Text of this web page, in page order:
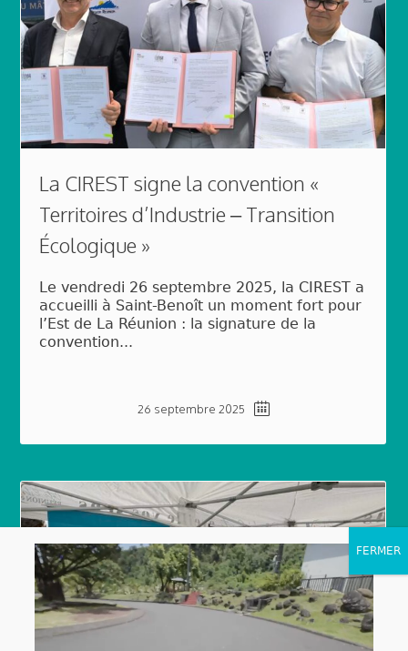
La CIREST signe la convention «
Territoires d’Industrie – Transition
Écologique »
Le vendredi 26 septembre 2025, la CIREST a
accueilli à Saint-Benoît un moment fort pour
l’Est de La Réunion : la signature de la
convention...
26 septembre 2025